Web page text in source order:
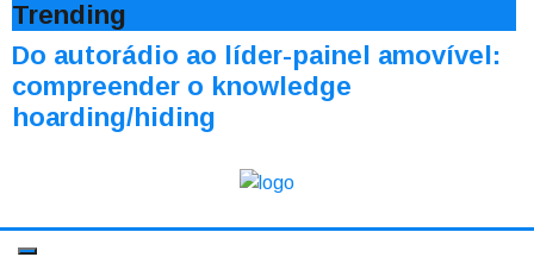
Trending
Do autorádio ao líder-painel amovível:
compreender o knowledge
hoarding/hiding